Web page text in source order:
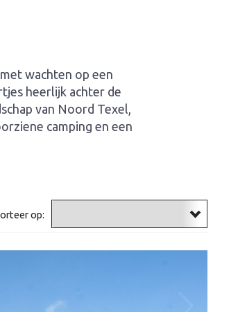
wachten op een
heerlijk achter de
van Noord Texel,
camping en een
op: